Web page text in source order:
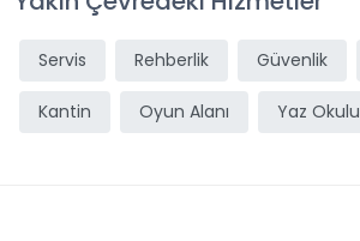
Servis Rehberlik Güvenlik
Kantin Oyun Alanı Yaz Okulu